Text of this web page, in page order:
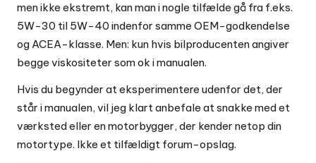
men ikke ekstremt, kan man i nogle tilfælde gå fra f.eks.
5W-30 til 5W-40 indenfor samme OEM-godkendelse
og ACEA-klasse. Men: kun hvis bilproducenten angiver
begge viskositeter som ok i manualen.
Hvis du begynder at eksperimentere udenfor det, der
står i manualen, vil jeg klart anbefale at snakke med et
værksted eller en motorbygger, der kender netop din
motortype. Ikke et tilfældigt forum-opslag.